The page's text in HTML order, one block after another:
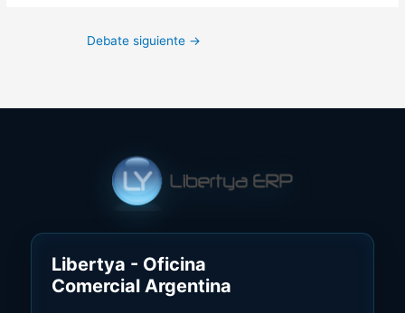
Debate siguiente →
Libertya - Oficina
Comercial Argentina